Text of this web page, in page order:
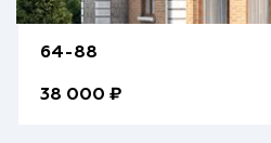
64-88
38 000 ₽